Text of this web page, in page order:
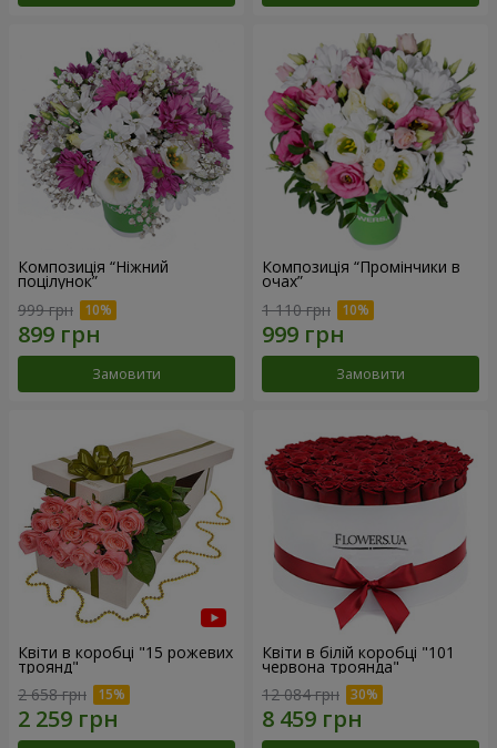
Композиція “Ніжний
поцілунок”
999 грн
Замовити
Композиція “Промінчики в
очах”
1 110 грн
Замовити
Квіти в коробці "15 рожевих
троянд"
2 658 грн
Квіти в білій коробці "101
червона троянда"
12 084 грн